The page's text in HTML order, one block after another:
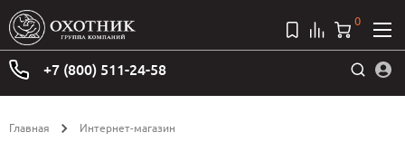
+7 (800) 511-24-58
0
Главная Интернет-магазин